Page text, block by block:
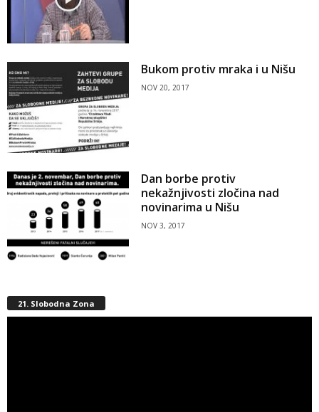
Bukom protiv mraka i u Nišu
NOV 20, 2017
Dan borbe protiv
nekažnjivosti zločina nad
novinarima u Nišu
NOV 3, 2017
21. Slobodna Zona